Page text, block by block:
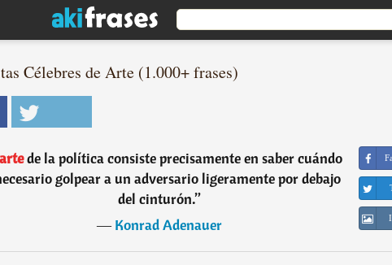
Célebres de Arte (1.000+ frases)
artede la política consiste precisamente en saber cuándo
golpear a un adversario ligeramente por debajo
del cinturón.”
―Konrad Adenauer